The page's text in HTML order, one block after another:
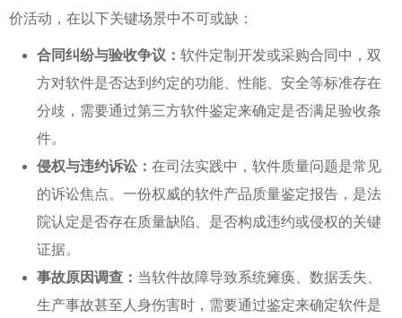
价活动，在以下关键场景中不可或缺：
合同纠纷与验收争议：软件定制开发或采购合同中，双
方对软件是否达到约定的功能、性能、安全等标准存在
分歧，需要通过第三方软件鉴定来确定是否满足验收条
件。
侵权与违约诉讼：在司法实践中，软件质量问题是常见
的诉讼焦点。一份权威的软件产品质量鉴定报告，是法
院认定是否存在质量缺陷、是否构成违约或侵权的关键
证据。
事故原因调查： 当软件故障导致系统瘫痪、数据丢失、
生产事故甚至人身伤害时，需要通过鉴定来确定软件是